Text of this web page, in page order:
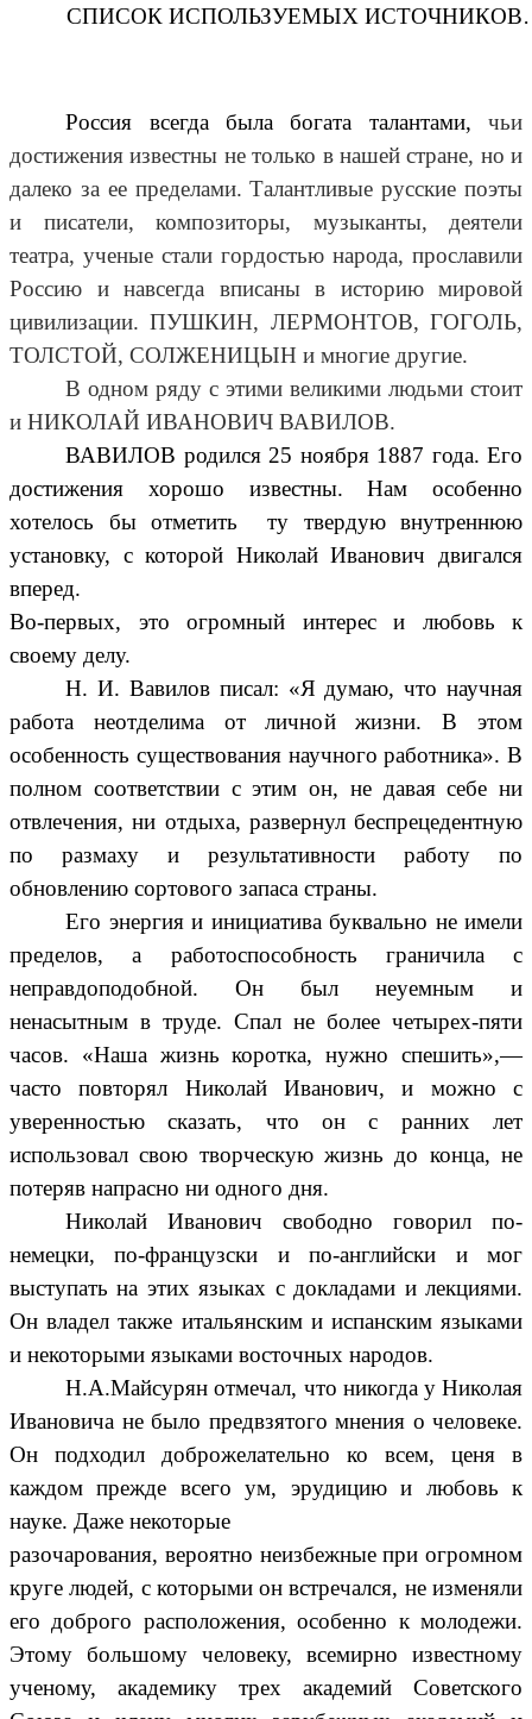
СПИСОК ИСПОЛЬЗУЕМЫХ
Россия всегда была богата талантами, чьи
достижения известны не только в нашей стране, но и
далеко за ее пределами. Талантливые русские поэты
и писатели, композиторы, музыканты, деятели
театра, ученые стали гордостью народа, прославили
Россию и навсегда вписаны в историю мировой
цивилизации. ПУШКИН, ЛЕРМОНТОВ, ГОГОЛЬ,
ТОЛСТОЙ, СОЛЖЕНИЦЫН и многие другие.
В одном ряду с этими великими людьми стоит
и НИКОЛАЙ ИВАНОВИЧ ВАВИЛОВ.
ВАВИЛОВ родился 25 ноября 1887 года. Его
достижения хорошо известны. Нам особенно
хотелось бы отметить ту твердую внутреннюю
установку, с которой Николай Иванович двигался
вперед.
Во-первых, это огромный интерес и любовь к
своему делу.
Н. И. Вавилов писал: «Я думаю, что научная
работа неотделима от личной жизни. В этом
особенность существования научного работника». В
полном соответствии с этим он, не давая себе ни
отвлечения, ни отдыха, развернул беспрецедентную
по размаху и результативности работу по
обновлению сортового запаса страны.
Его энергия и инициатива буквально не имели
пределов, а работоспособность граничила с
неправдоподобной. Он был неуемным и
ненасытным в труде. Спал не более четырех-пяти
часов. «Наша жизнь коротка, нужно спешить»,—
часто повторял Николай Иванович, и можно с
уверенностью сказать, что он с ранних лет
использовал свою творческую жизнь до конца, не
потеряв напрасно ни одного дня.
Николай Иванович свободно говорил по-
немецки, по-французски и по-английски и мог
выступать на этих языках с докладами и лекциями.
Он владел также итальянским и испанским языками
и некоторыми языками восточных народов.
Н.А.Майсурян отмечал, что никогда у Николая
Ивановича не было предвзятого мнения о человеке.
Он подходил доброжелательно ко всем, ценя в
каждом прежде всего ум, эрудицию и любовь к
науке. Даже некоторые
разочарования, вероятно неизбежные при огромном
круге людей, с которыми он встречался, не изменяли
его доброго расположения, особенно к молодежи.
Этому большому человеку, всемирно известному
ученому, академику трех академий Советского